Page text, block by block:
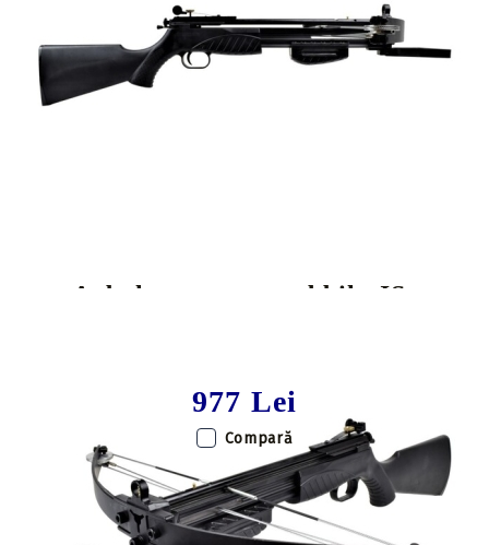
Arbaleta compound bile JS-
977 Lei
Putere incarcare:
80 lbs
Viteza sagetii:
150 fps
Compound
Compară